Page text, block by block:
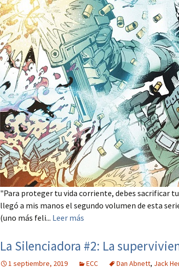
"Para proteger tu vida corriente, debes sacrificar
llegó a mis manos el segundo volumen de esta
(uno más feli... Leer más
La Silenciadora #2: La
1 septiembre, 2019 ECC Dan Abnett, Jack